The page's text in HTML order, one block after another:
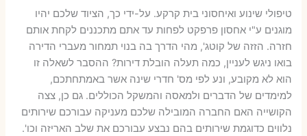
טיפולי שינוע ואיחסוני בית קרקע. על-ידי כך, הציוד שלכם יהיו
מוגנים ע"י אחסון פרפקט לפחות עד אתם מתכננים לקחת אותם
חזרה. הזזה של קוטג', מהי הדרך בה בנוי תמחור מעברי הדירה
בואו ניגש לעניין, כמה תעלה הובלת דירות? ההסבר לשאלה זו
הוא לא מקובע, ונע לפי מס' חדרי שינה אשר באמתחתכם,
למימדים של הדברים ולמאסה והמשקל הכוללים. גם כן, צצה
הקושייה האם החברה המובילה שלכם מעניקה עבורכם שירותים
נלווים כדוגמת שירותים בהם נבצע עבורכם את שלב האריזה וכו'.